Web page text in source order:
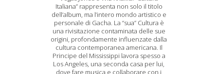
Italiana” rappresenta non solo il titolo
dell’album, ma l’intero mondo artistico e
personale di Gacha. La “sua” Cultura è
una rivisitazione contaminata delle sue
origini, profondamente influenzate dalla
cultura contemporanea americana. Il
Principe del Mississippi lavora spesso a
Los Angeles, una seconda casa per lui,
dove fare musica e collaborare con i